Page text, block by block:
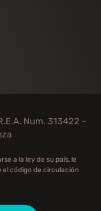
Num. 313422 –
a la ley de su país, le
el código de circulación